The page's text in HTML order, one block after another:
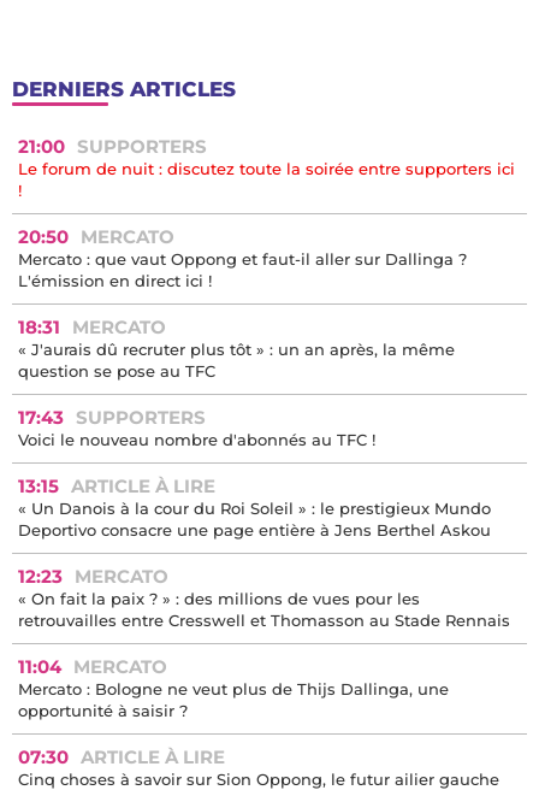
DERNIERS ARTICLES
21:00 SUPPORTERS
Le forum de nuit : discutez toute la soirée entre supporters ici
!
20:50 MERCATO
Mercato : que vaut Oppong et faut-il aller sur Dallinga ?
L'émission en direct ici !
18:31 MERCATO
« J'aurais dû recruter plus tôt » : un an après, la même
question se pose au TFC
17:43 SUPPORTERS
Voici le nouveau nombre d'abonnés au TFC !
13:15 ARTICLE À LIRE
« Un Danois à la cour du Roi Soleil » : le prestigieux Mundo
Deportivo consacre une page entière à Jens Berthel Askou
12:23 MERCATO
« On fait la paix ? » : des millions de vues pour les
retrouvailles entre Cresswell et Thomasson au Stade Rennais
11:04 MERCATO
Mercato : Bologne ne veut plus de Thijs Dallinga, une
opportunité à saisir ?
07:30 ARTICLE À LIRE
Cinq choses à savoir sur Sion Oppong, le futur ailier gauche